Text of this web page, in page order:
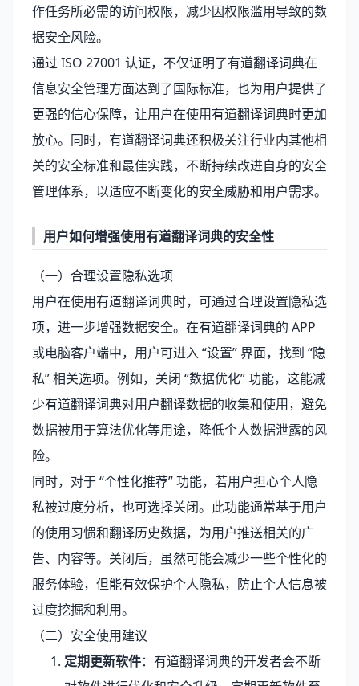
作任务所必需的访问权限，减少因权限滥用导致的数
据安全风险。
通过 ISO 27001 认证，不仅证明了有道翻译词典在
信息安全管理方面达到了国际标准，也为用户提供了
更强的信心保障，让用户在使用有道翻译词典时更加
放心。同时，有道翻译词典还积极关注行业内其他相
关的安全标准和最佳实践，不断持续改进自身的安全
管理体系，以适应不断变化的安全威胁和用户需求。
用户如何增强使用有道翻译词典的安全性
（一）合理设置隐私选项
用户在使用有道翻译词典时，可通过合理设置隐私选
项，进一步增强数据安全。在有道翻译词典的 APP
或电脑客户端中，用户可进入 “设置” 界面，找到 “隐
私” 相关选项。例如，关闭 “数据优化” 功能，这能减
少有道翻译词典对用户翻译数据的收集和使用，避免
数据被用于算法优化等用途，降低个人数据泄露的风
险。
同时，对于 “个性化推荐” 功能，若用户担心个人隐
私被过度分析，也可选择关闭。此功能通常基于用户
的使用习惯和翻译历史数据，为用户推送相关的广
告、内容等。关闭后，虽然可能会减少一些个性化的
服务体验，但能有效保护个人隐私，防止个人信息被
过度挖掘和利用。
（二）安全使用建议
定期更新软件：有道翻译词典的开发者会不断